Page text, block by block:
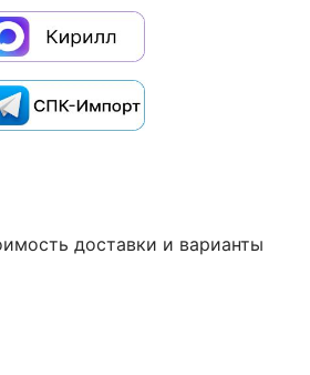
доставки и варианты